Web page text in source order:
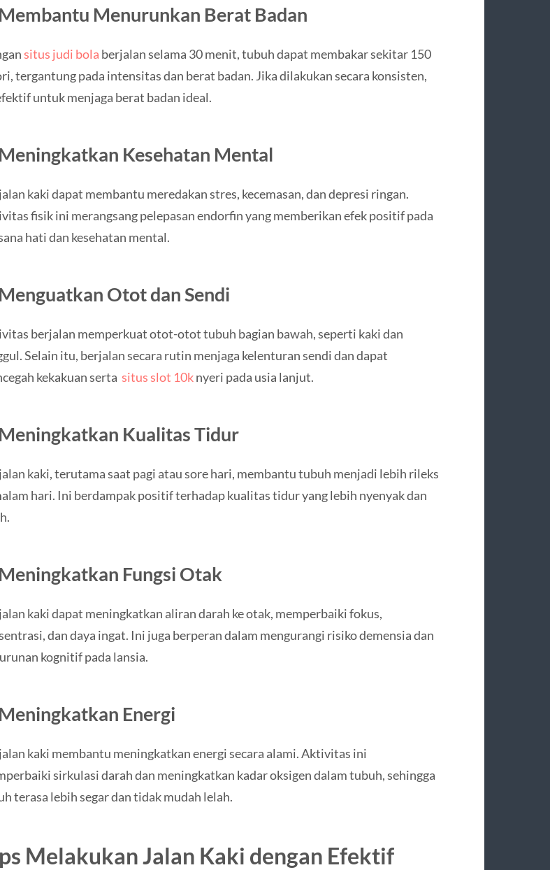
Menurunkan Berat Badan
situs judi bola berjalan selama 30 menit, tubuh dapat membakar sekitar 150
tergantung pada intensitas dan berat badan. Jika dilakukan secara konsisten,
untuk menjaga berat badan ideal.
Kesehatan Mental
kaki dapat membantu meredakan stres, kecemasan, dan depresi ringan.
fisik ini merangsang pelepasan endorfin yang memberikan efek positif pada
hati dan kesehatan mental.
Otot dan Sendi
berjalan memperkuat otot-otot tubuh bagian bawah, seperti kaki dan
Selain itu, berjalan secara rutin menjaga kelenturan sendi dan dapat
kekakuan serta situs slot 10knyeri pada usia lanjut.
Kualitas Tidur
kaki, terutama saat pagi atau sore hari, membantu tubuh menjadi lebih rileks
hari. Ini berdampak positif terhadap kualitas tidur yang lebih nyenyak dan
Fungsi Otak
kaki dapat meningkatkan aliran darah ke otak, memperbaiki fokus,
dan daya ingat. Ini juga berperan dalam mengurangi risiko demensia dan
kognitif pada lansia.
Energi
kaki membantu meningkatkan energi secara alami. Aktivitas ini
sirkulasi darah dan meningkatkan kadar oksigen dalam tubuh, sehingga
terasa lebih segar dan tidak mudah lelah.
Melakukan Jalan Kaki dengan Efektif